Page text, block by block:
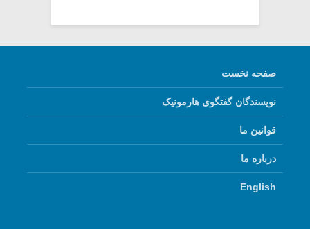
صفحه نخست
نویسندگان گفتگوی هارمونیک
قوانین ما
درباره ما
English